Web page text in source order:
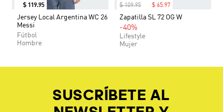
$ 119.95
Jersey Local Argentina WC 26
Messi
Fútbol
Hombre
$ 109.95 $ 65.97
Zapatilla SL 72 OG W
-40%
Lifestyle
Mujer
SUSCRÍBETE AL